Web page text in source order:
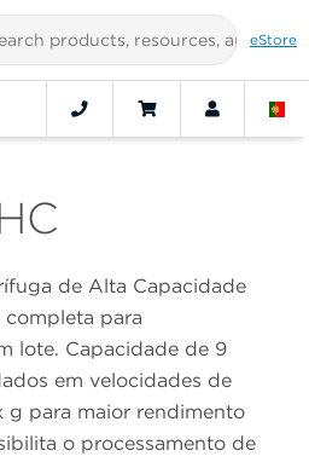
eStore
de Alta Capacidade
para
lote. Capacidade de 9
em velocidades de
g para maior rendimento
o processamento de